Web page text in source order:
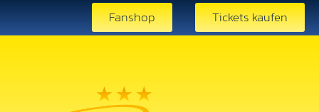
Fanshop Tickets kaufen